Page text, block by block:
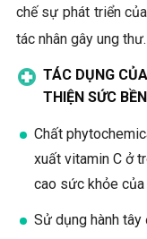
chế sự phát triển
tác nhân gây ung thư.
TÁC DỤNG
THIỆN SỨC
Chất
xuất vitamin C ở
cao sức khỏe của
Sử dụng hành